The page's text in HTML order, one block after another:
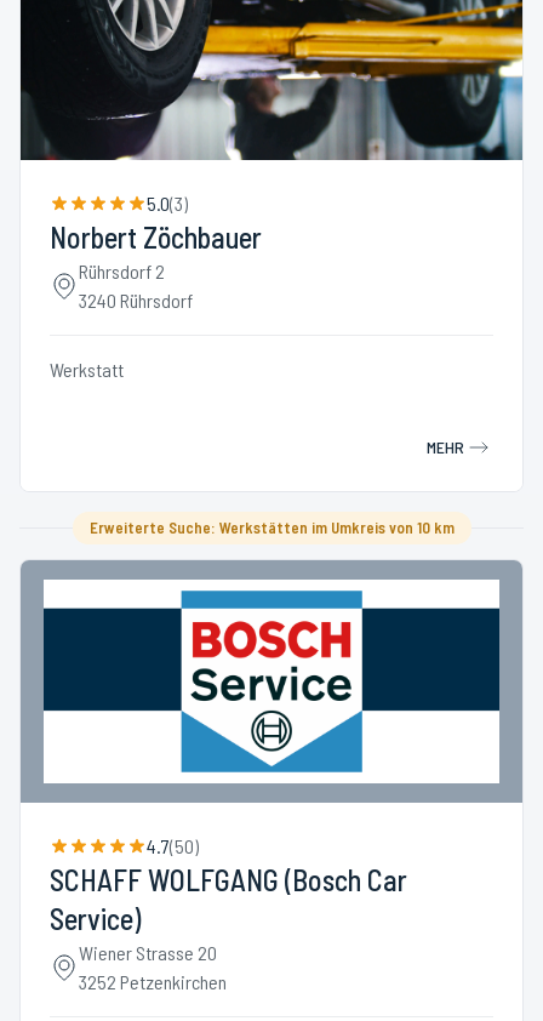
5.0(3)
Norbert Zöchbauer
Rührsdorf 2
3240 Rührsdorf
Werkstatt
MEHR
Erweiterte Suche: Werkstätten im Umkreis von 10 km
4.7(50)
SCHAFF WOLFGANG (Bosch Car
Service)
Wiener Strasse 20
3252 Petzenkirchen